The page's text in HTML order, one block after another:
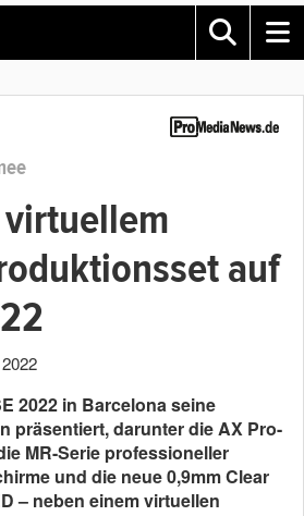
auf
2022 in Barcelona seine
präsentiert, darunter die AX Pro-
MR-Serie professioneller
und die neue 0,9mm Clear
– neben einem virtuellen